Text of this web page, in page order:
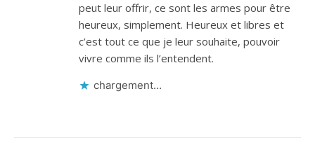
peut leur offrir, ce sont les armes pour être
heureux, simplement. Heureux et libres et
c’est tout ce que je leur souhaite, pouvoir
vivre comme ils l’entendent.
chargement…